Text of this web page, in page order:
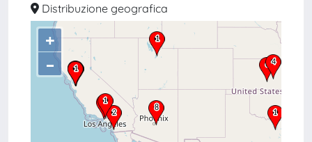
Distribuzione geografica
+
–